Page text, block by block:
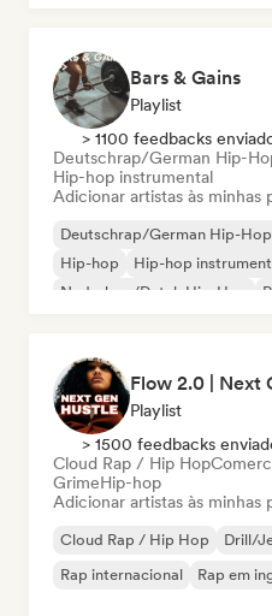
Bars & Gains
Playlist
> 1100 feedbacks
Deutschrap/German Hip-
Hip-hop instrumental
Adicionar artistas às minhas
Deutschrap/German Hip-Hop
Hip-hop
Hip-hop
Nederhop/Dutch Hip-Hop
Flow 2.0 | Next
Playlist
> 1500 feedbacks
Cloud Rap / Hip Hop
GrimeHip-hop
Adicionar artistas às minhas
Cloud Rap / Hip Hop Drill/
Rap internacional
Rap em